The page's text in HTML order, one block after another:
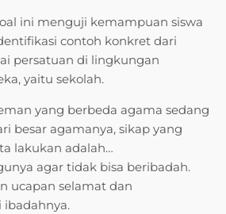
ini menguji kemampuan siswa
contoh konkret dari
persatuan di lingkungan
yaitu sekolah.
yang berbeda agama sedang
besar agamanya, sikap yang
lakukan adalah…
agar tidak bisa beribadah.
ucapan selamat dan